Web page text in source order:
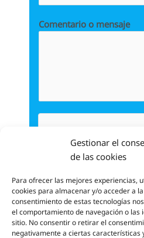
Gestionar el
de las cookies
Para ofrecer las mejores experiencias,
cookies para almacenar y/o acceder a
consentimiento de estas tecnologías
el comportamiento de navegación o las
sitio. No consentir o retirar el
negativamente a ciertas características
Comentario o mensaje
ENVIAR